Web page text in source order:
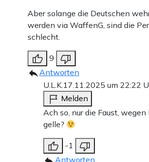
Aber solange die Deutschen
werden via WaffenG, sind die
schlecht.
9
Antworten
U.L.K.17.11.2025 um 22:22
Melden
Ach so, nur die Faust, wegen
gelle?
-1
Antworten